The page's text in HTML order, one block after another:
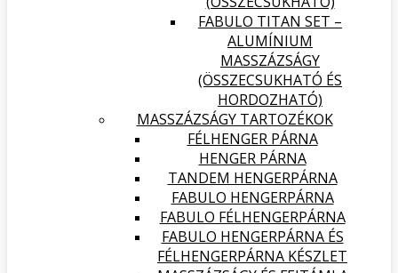
FABULO TITAN SET –
ALUMÍNIUM
MASSZÁZSÁGY
(ÖSSZECSUKHATÓ ÉS
HORDOZHATÓ)
MASSZÁZSÁGY TARTOZÉKOK
FÉLHENGER PÁRNA
HENGER PÁRNA
TANDEM HENGERPÁRNA
FABULO HENGERPÁRNA
FABULO FÉLHENGERPÁRNA
FABULO HENGERPÁRNA ÉS
FÉLHENGERPÁRNA KÉSZLET